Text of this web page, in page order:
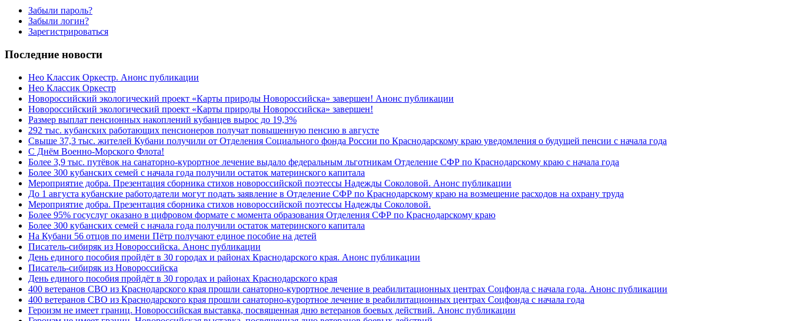
Забыли пароль?
Забыли логин?
Зарегистрироваться
Последние новости
Нео Классик Оркестр. Анонс публикации
Нео Классик Оркестр
Новороссийский экологический проект «Карты природы Новороссийска» завершен! Анонс публикации
Новороссийский экологический проект «Карты природы Новороссийска» завершен!
Размер выплат пенсионных накоплений кубанцев вырос до 19,3%
292 тыс. кубанских работающих пенсионеров получат повышенную пенсию в августе
Свыше 37,3 тыс. жителей Кубани получили от Отделения Социального фонда России по Краснодарскому краю уведомления о будущей пенсии с начала года
C Днём Военно-Морского Флота!
Более 3,9 тыс. путёвок на санаторно-курортное лечение выдало федеральным льготникам Отделение СФР по Краснодарскому краю с начала года
Более 300 кубанских семей с начала года получили остаток материнского капитала
Мероприятие добра. Презентация сборника стихов новороссийской поэтессы Надежды Соколовой. Анонс публикации
До 1 августа кубанские работодатели могут подать заявление в Отделение СФР по Краснодарскому краю на возмещение расходов на охрану труда
Мероприятие добра. Презентация сборника стихов новороссийской поэтессы Надежды Соколовой.
Более 95% госуслуг оказано в цифровом формате с момента образования Отделения СФР по Краснодарскому краю
Более 300 кубанских семей с начала года получили остаток материнского капитала
На Кубани 56 отцов по имени Пётр получают единое пособие на детей
Писатель-сибиряк из Новороссийска. Анонс публикации
День единого пособия пройдёт в 30 городах и районах Краснодарского края. Анонс публикации
Писатель-сибиряк из Новороссийска
День единого пособия пройдёт в 30 городах и районах Краснодарского края
400 ветеранов СВО из Краснодарского края прошли санаторно-курортное лечение в реабилитационных центрах Соцфонда с начала года. Анонс публикации
400 ветеранов СВО из Краснодарского края прошли санаторно-курортное лечение в реабилитационных центрах Соцфонда с начала года
Героизм не имеет границ. Новороссийская выставка, посвященная дню ветеранов боевых действий. Анонс публикации